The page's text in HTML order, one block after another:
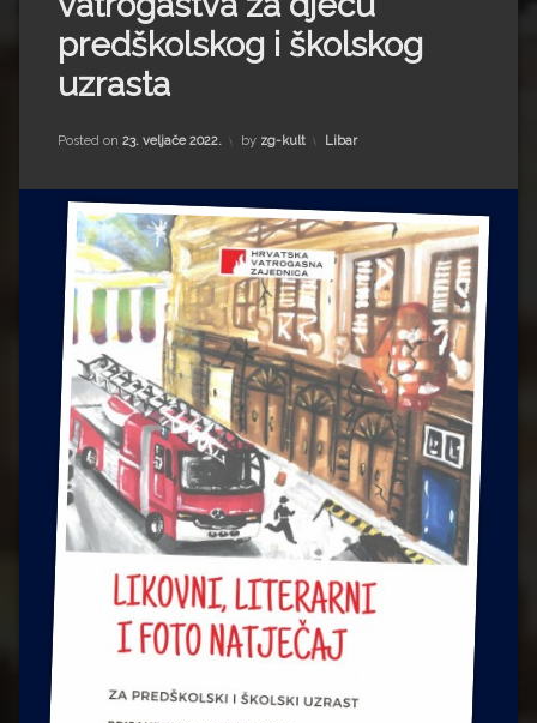
Impressum
Milenko Strižak
Drugi autori
Drugi autori
Željko Krznarić
Mario Lovreković
Miroslav Šantek
predškolskog i školskog
uzrasta
Posted on 23. veljače 2022. by zg-kult Kategorije:
Libar